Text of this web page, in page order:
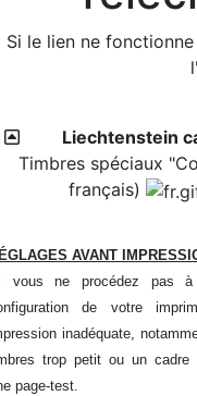
2026/08/01 :Album
en 3D - Um
2026/08/01 :Album
en 3D - Um
2026/08/01 :Album -
en 3D - Um
2026/08/01 : Album
Si le lien ne
Liechtenstein
Timbres spéciaux
français)
AVANT
vous ne procédez pas
de votre
inadéquate,
trop petit ou un cadre
page-test.